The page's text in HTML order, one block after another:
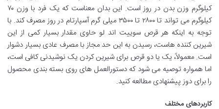
کیلوگرم وزن بدن در روز است. این بدان معناست که یک فرد با وزن ۷۰
کیلوگرم می تواند تا ۲۸۰۰ تا ۳۵۰۰ میلی گرم آسپارتام در روز مصرف کند. با
توجه به اینکه هر قرص سوییت اند لو حاوی مقدار بسیار کمی از این
شیرین کننده هاست، رسیدن به این حد مجاز با مصرف عادی بسیار دشوار
است. معمولاً، یک یا دو قرص برای شیرین کردن یک نوشیدنی کافی است،
اما همواره توصیه می شود که دستورالعمل های روی بسته بندی محصول
را برای دوز پیشنهادی مطالعه کنید.
کاربردهای مختلف